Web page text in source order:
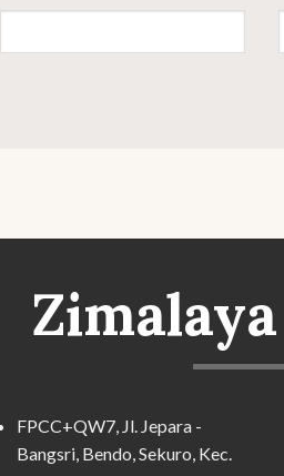
FPCC+QW7, Jl. Jepara -
Bangsri, Bendo, Sekuro, Kec.